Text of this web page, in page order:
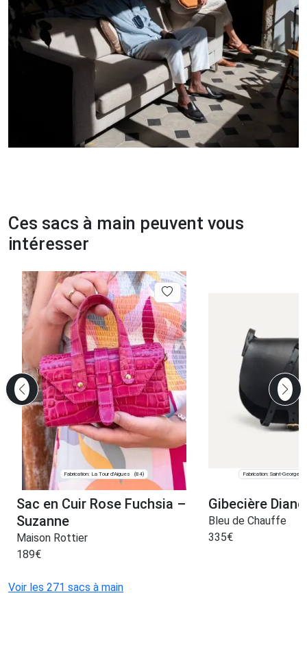
Ces sacs à main peuvent vous
intéresser
Fabrication: La Tour d'Aigues (84)
Sac en Cuir Rose Fuchsia –
Suzanne
Maison Rottier
189€
Fabrication: Saint-
Gibecière
Bleu de Chauffe
335€
Voir les 271 sacs à main